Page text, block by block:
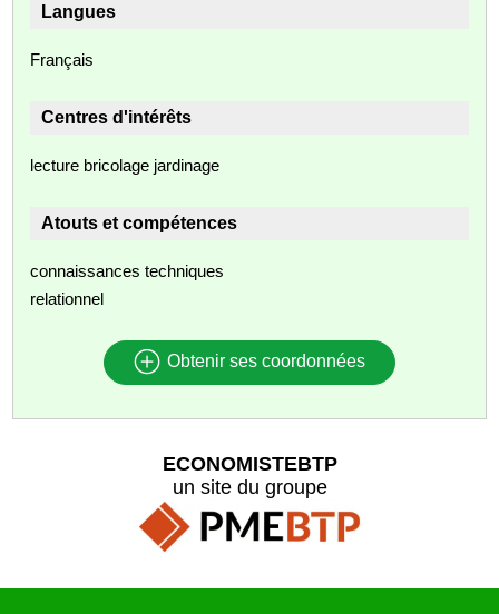
Langues
Français
Centres d'intérêts
lecture bricolage jardinage
Atouts et compétences
connaissances techniques
relationnel
Obtenir ses coordonnées
ECONOMISTEBTP
un site du groupe